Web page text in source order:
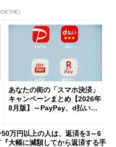
）
あなたの街の「スマホ決済」
キャンペーンまとめ【2026年
8月版】～PayPay、d払い、a
万円以上の人は、返済を3～6
大幅に減額してから返済する手